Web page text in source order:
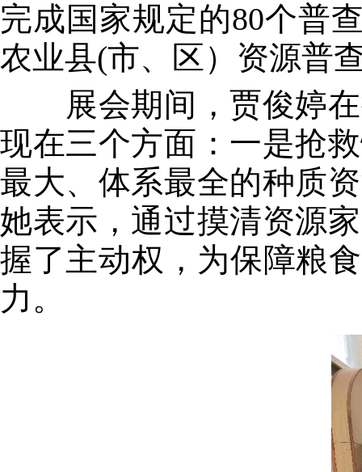
完成国家规定的80个普
农业县(市、区）资源普
展会期间，贾俊婷在
现在三个方面：一是抢
最大、体系最全的种质
她表示，通过摸清资源
握了主动权，为保障粮
力。